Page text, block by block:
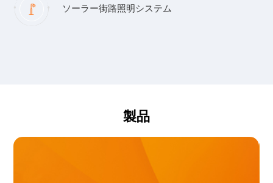
ソーラー街路照明システム
製品